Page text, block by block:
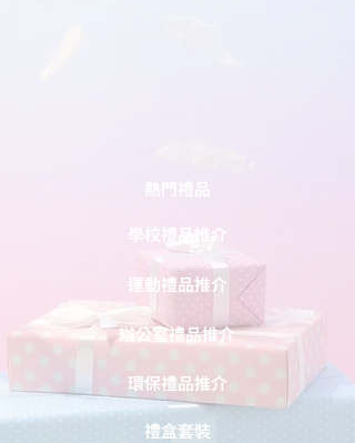
熱門禮品
學校禮品推介
運動禮品推介
辦公室禮品推介
環保禮品推介
禮盒套裝